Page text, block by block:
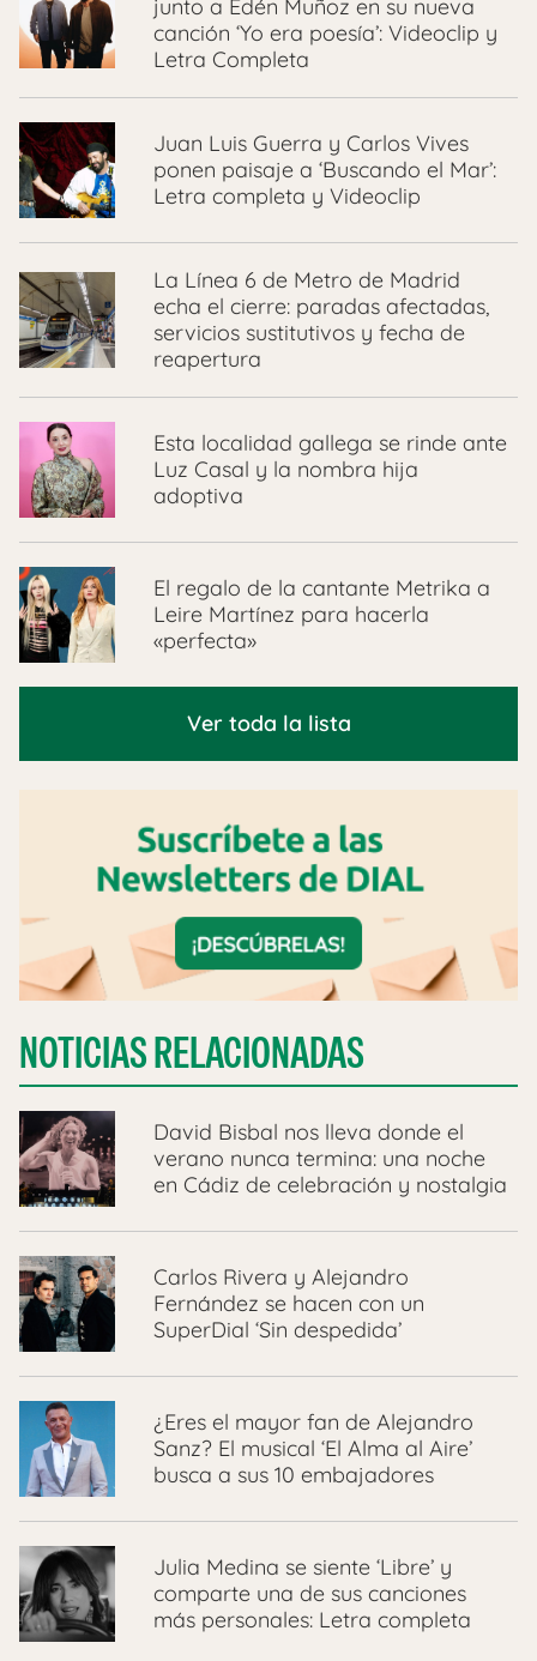
junto a Edén Muñoz en su nueva
canción ‘Yo era poesía’: Videoclip y
Letra Completa
Juan Luis Guerra y Carlos Vives
ponen paisaje a ‘Buscando el Mar’:
Letra completa y Videoclip
La Línea 6 de Metro de Madrid
echa el cierre: paradas afectadas,
servicios sustitutivos y fecha de
reapertura
Esta localidad gallega se rinde ante
Luz Casal y la nombra hija
adoptiva
El regalo de la cantante Metrika a
Leire Martínez para hacerla
«perfecta»
Ver toda la lista
NOTICIAS RELACIONADAS
David Bisbal nos lleva donde el
verano nunca termina: una noche
en Cádiz de celebración y nostalgia
Carlos Rivera y Alejandro
Fernández se hacen con un
SuperDial ‘Sin despedida’
¿Eres el mayor fan de Alejandro
Sanz? El musical ‘El Alma al Aire’
busca a sus 10 embajadores
Julia Medina se siente ‘Libre’ y
comparte una de sus canciones
más personales: Letra completa